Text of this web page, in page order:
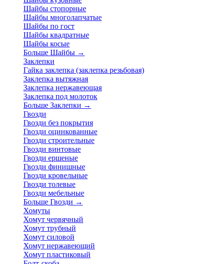
Шайбы стопорные
Шайбы многолапчатые
Шайбы по гост
Шайбы квадратные
Шайбы косые
Больше Шайбы →
Заклепки
Гайка заклепка (заклепка резьбовая)
Заклепка вытяжная
Заклепка нержавеющая
Заклепка под молоток
Больше Заклепки →
Гвозди
Гвозди без покрытия
Гвозди оцинкованные
Гвозди строительные
Гвозди винтовые
Гвозди ершеные
Гвозди финишные
Гвозди кровельные
Гвозди толевые
Гвозди мебельные
Больше Гвозди →
Хомуты
Хомут червячный
Хомут трубный
Хомут силовой
Хомут нержавеющий
Хомут пластиковый